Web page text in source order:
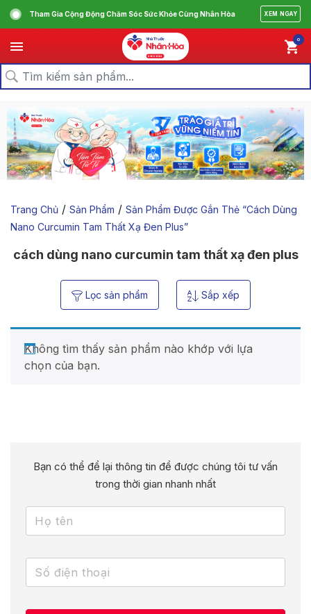
Tham Gia Cộng Động Chăm Sóc Sức Khỏe Cùng Nhân Hòa XEM NGAY
0
Trang Chủ / Sản Phẩm / Sản Phẩm Được Gắn Thẻ “cách Dùng
Nano Curcumin Tam Thất Xạ Đen Plus”
cách dùng nano curcumin tam thất xạ đen plus
Lọc sản phẩm Sắp xếp
Không tìm thấy sản phẩm nào khớp với lựa
chọn của bạn.
Bạn có thể để lại thông tin để được chúng tôi tư vấn
trong thời gian nhanh nhất